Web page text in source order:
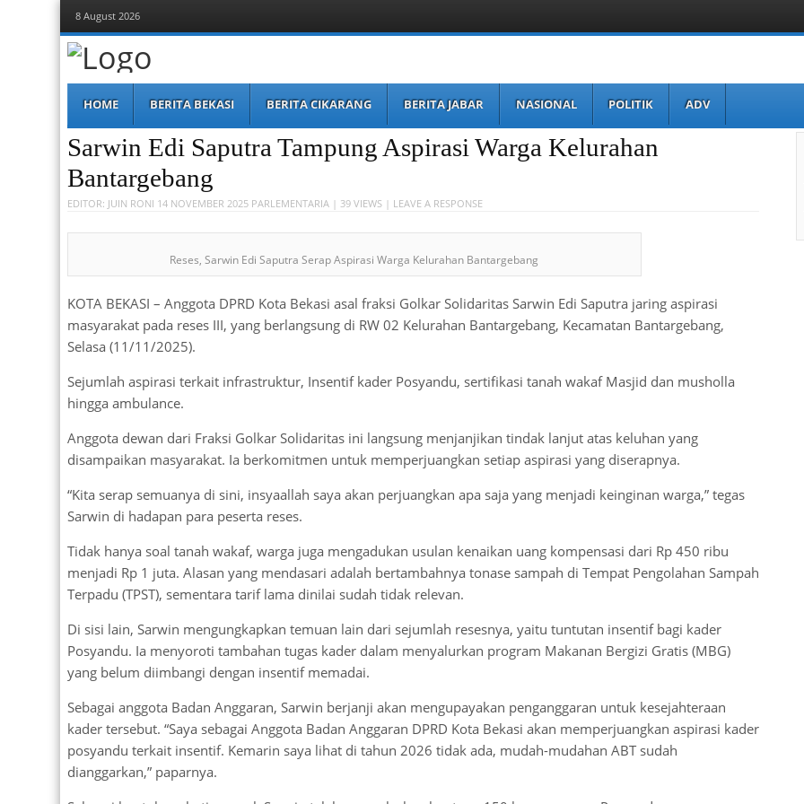
8 August 2026
Berita Bekasi
Mudah Melihat Bekasi
Menu
content
HOME BERITA BEKASI BERITA CIKARANG BERITA JABAR NASIONAL POLITIK ADV
Sarwin Edi Saputra Tampung Aspirasi Warga Kelurahan
Bantargebang
EDITOR: JUIN RONI 14 NOVEMBER 2025 PARLEMENTARIA| 39 VIEWS | LEAVE A RESPONSE
Reses, Sarwin Edi Saputra Serap Aspirasi Warga Kelurahan Bantargebang
KOTA BEKASI – Anggota DPRD Kota Bekasi asal fraksi Golkar Solidaritas Sarwin Edi Saputra jaring aspirasi
masyarakat pada reses III, yang berlangsung di RW 02 Kelurahan Bantargebang, Kecamatan Bantargebang,
Selasa (11/11/2025).
Sejumlah aspirasi terkait infrastruktur, Insentif kader Posyandu, sertifikasi tanah wakaf Masjid dan musholla
hingga ambulance.
Anggota dewan dari Fraksi Golkar Solidaritas ini langsung menjanjikan tindak lanjut atas keluhan yang
disampaikan masyarakat. Ia berkomitmen untuk memperjuangkan setiap aspirasi yang diserapnya.
“Kita serap semuanya di sini, insyaallah saya akan perjuangkan apa saja yang menjadi keinginan warga,” tegas
Sarwin di hadapan para peserta reses.
Tidak hanya soal tanah wakaf, warga juga mengadukan usulan kenaikan uang kompensasi dari Rp 450 ribu
menjadi Rp 1 juta. Alasan yang mendasari adalah bertambahnya tonase sampah di Tempat Pengolahan Sampah
Terpadu (TPST), sementara tarif lama dinilai sudah tidak relevan.
Di sisi lain, Sarwin mengungkapkan temuan lain dari sejumlah resesnya, yaitu tuntutan insentif bagi kader
Posyandu. Ia menyoroti tambahan tugas kader dalam menyalurkan program Makanan Bergizi Gratis (MBG)
yang belum diimbangi dengan insentif memadai.
Sebagai anggota Badan Anggaran, Sarwin berjanji akan mengupayakan penganggaran untuk kesejahteraan
kader tersebut. “Saya sebagai Anggota Badan Anggaran DPRD Kota Bekasi akan memperjuangkan aspirasi kader
posyandu terkait insentif. Kemarin saya lihat di tahun 2026 tidak ada, mudah-mudahan ABT sudah
dianggarkan,” paparnya.